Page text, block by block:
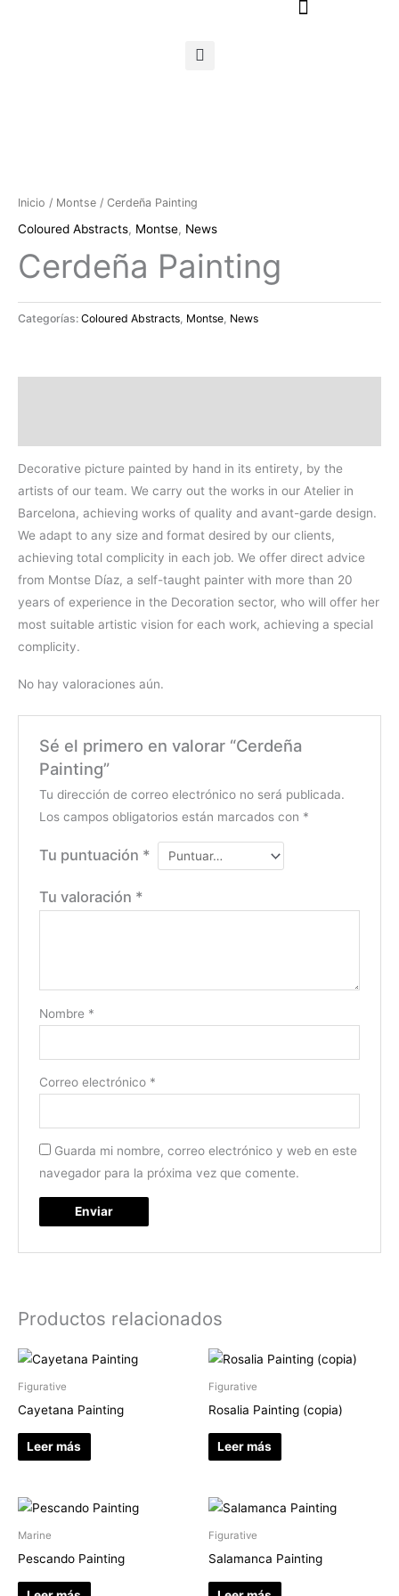
Inicio / Montse / Cerdeña Painting
Coloured Abstracts, Montse, News
Cerdeña Painting
Categorías: Coloured Abstracts Montse News
Decorative picture painted by hand in its entirety, by the
artists of our team. We carry out the works in our Atelier in
Barcelona, achieving works of quality and avant-garde design.
We adapt to any size and format desired by our clients,
achieving total complicity in each job. We offer direct advice
from Montse Díaz, a self-taught painter with more than 20
years of experience in the Decoration sector, who will offer her
most suitable artistic vision for each work, achieving a special
complicity.
No hay valoraciones aún.
Sé el primero en valorar “Cerdeña
Painting”
Tu dirección de correo electrónico no será publicada.
Los campos obligatorios están marcados con *
Tu puntuación *
Tu valoración *
Nombre *
Correo electrónico *
Guarda mi nombre, correo electrónico y web en este
navegador para la próxima vez que comente.
Productos relacionados
Figurative
Cayetana Painting
Leer más
Figurative
Rosalia Painting (copia)
Leer más
Marine
Pescando Painting
Figurative
Salamanca Painting